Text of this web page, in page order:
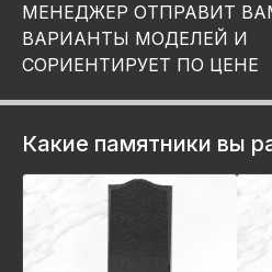
МЕНЕДЖЕР ОТПРАВИТ
ВАРИАНТЫ МОДЕЛЕЙ И
СОРИЕНТИРУЕТ ПО ЦЕНЕ
Какие памятники вы